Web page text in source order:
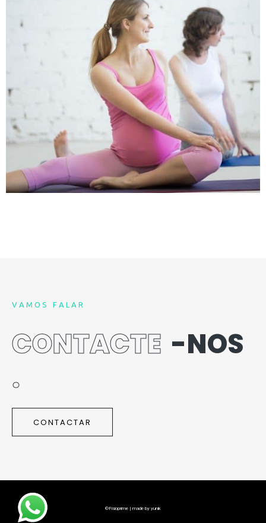
V A M O S F A L A R
CONTACTE -NOS
.
CONTACTAR
©Fisioprime | made by yunik